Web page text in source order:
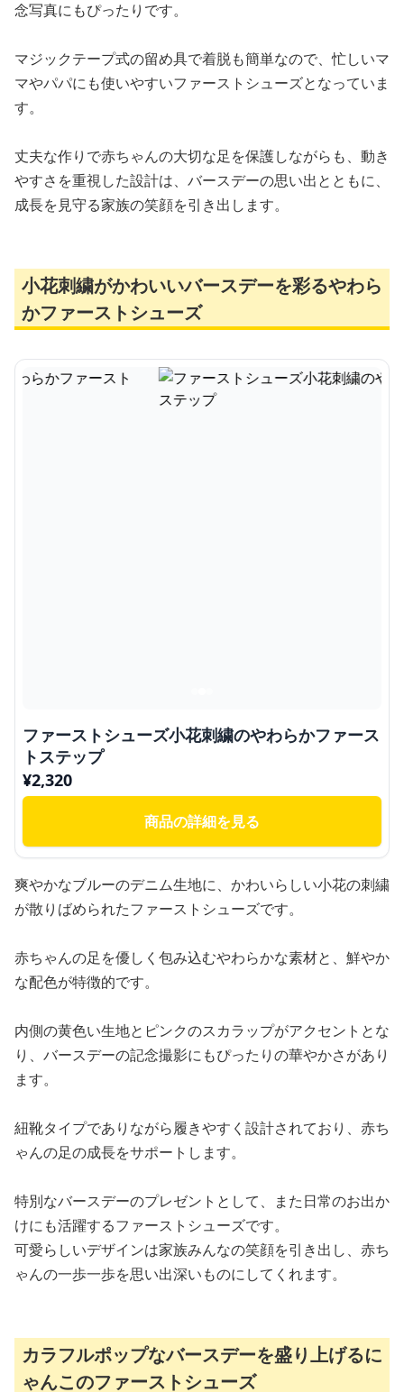
念写真にもぴったりです。
マジックテープ式の留め具で着脱も簡単なので、忙しいマ
マやパパにも使いやすいファーストシューズとなっていま
す。
丈夫な作りで赤ちゃんの大切な足を保護しながらも、動き
やすさを重視した設計は、バースデーの思い出とともに、
成長を見守る家族の笑顔を引き出します。
小花刺繍がかわいいバースデーを彩るやわら
かファーストシューズ
ファーストシューズ小花刺繍のやわらかファース
トステップ
¥2,320
商品の詳細を見る
爽やかなブルーのデニム生地に、かわいらしい小花の刺繍
が散りばめられたファーストシューズです。
赤ちゃんの足を優しく包み込むやわらかな素材と、鮮やか
な配色が特徴的です。
内側の黄色い生地とピンクのスカラップがアクセントとな
り、バースデーの記念撮影にもぴったりの華やかさがあり
ます。
紐靴タイプでありながら履きやすく設計されており、赤ち
ゃんの足の成長をサポートします。
特別なバースデーのプレゼントとして、また日常のお出か
けにも活躍するファーストシューズです。
可愛らしいデザインは家族みんなの笑顔を引き出し、赤ち
ゃんの一歩一歩を思い出深いものにしてくれます。
カラフルポップなバースデーを盛り上げるに
ゃんこのファーストシューズ